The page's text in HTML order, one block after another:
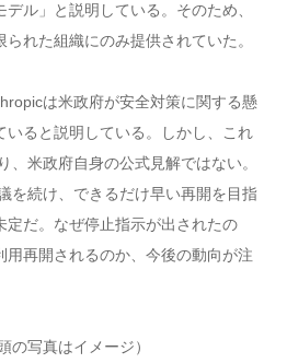
ル」と説明している。そのため、
れた組織にのみ提供されていた。
は米政府が安全対策に関する懸
いると説明している。しかし、これ
、米政府自身の公式見解ではない。
を続け、できるだけ早い再開を目指
定だ。なぜ停止指示が出されたの
用再開されるのか、今後の動向が注
の写真はイメージ）